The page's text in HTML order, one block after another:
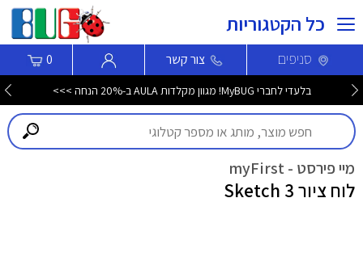
כל הקטגוריות
סניפים צור קשר 0
בלעדי לחברי MyBUG! מגוון מקלדות AULA ב-20% הנחה >>>
מיי פירסט - myFirst
לוח ציור Sketch 3